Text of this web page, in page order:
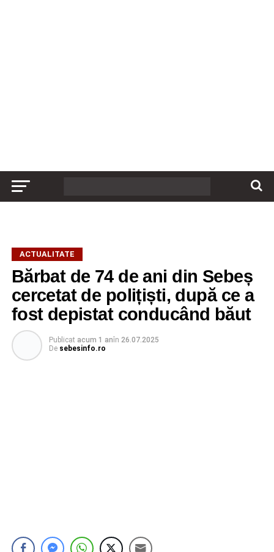
ACTUALITATE
Bărbat de 74 de ani din Sebeș
cercetat de polițiști, după ce a
fost depistat conducând băut
Publicat acum 1 anîn 26.07.2025
De sebesinfo.ro